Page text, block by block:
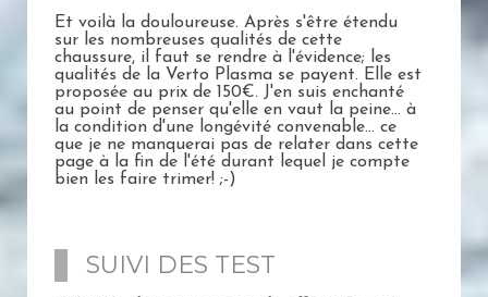
Et voilà la douloureuse. Après s'être étendu
sur les nombreuses qualités de cette
chaussure, il faut se rendre à l'évidence; les
qualités de la Verto Plasma se payent. Elle est
proposée au prix de 150€. J'en suis enchanté
au point de penser qu'elle en vaut la peine... à
la condition d'une longévité convenable... ce
que je ne manquerai pas de relater dans cette
page à la fin de l'été durant lequel je compte
bien les faire trimer! ;-)
SUIVI DES TEST